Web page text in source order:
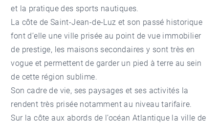
et la pratique des sports nautiques.
La côte de Saint-Jean-de-Luz et son passé historique
font d’elle une ville prisée au point de vue immobilier
de prestige, les maisons secondaires y sont très en
vogue et permettent de garder un pied à terre au sein
de cette région sublime.
Son cadre de vie, ses paysages et ses activités la
rendent très prisée notamment au niveau tarifaire.
Sur la côte aux abords de l’océan Atlantique la ville de